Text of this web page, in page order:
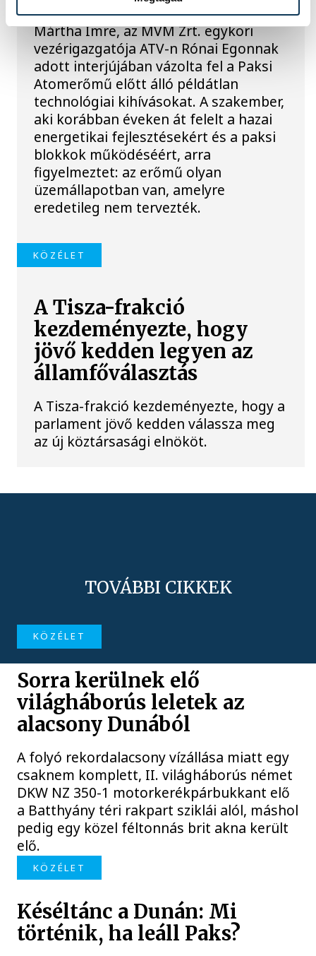
Mártha Imre, az MVM Zrt. egykori
vezérigazgatója ATV-n Rónai Egonnak
adott interjújában vázolta fel a Paksi
Atomerőmű előtt álló példátlan
technológiai kihívásokat. A szakember,
aki korábban éveken át felelt a hazai
energetikai fejlesztésekért és a paksi
blokkok működéséért, arra
figyelmeztet: az erőmű olyan
üzemállapotban van, amelyre
eredetileg nem tervezték.
KÖZÉLET
A Tisza-frakció
kezdeményezte, hogy
jövő kedden legyen az
államfőválasztás
A Tisza-frakció kezdeményezte, hogy a
parlament jövő kedden válassza meg
az új köztársasági elnököt.
TOVÁBBI CIKKEK
KÖZÉLET
Sorra kerülnek elő
világháborús leletek az
alacsony Dunából
A folyó rekordalacsony vízállása miatt egy
csaknem komplett, II. világháborús német
DKW NZ 350-1 motorkerékpárbukkant elő
a Batthyány téri rakpart sziklái alól, máshol
pedig egy közel féltonnás brit akna került
elő.
KÖZÉLET
Késéltánc a Dunán: Mi
történik, ha leáll Paks?